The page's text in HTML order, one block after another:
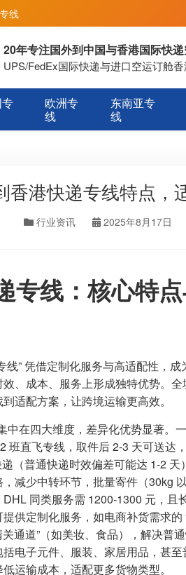
线
20年专注国外到中国与香港国际快
UPS/FedEx国际快递与进口空运订舱
欧洲专
线
东南亚专
线
香港快递专线特点，
行业资讯 2025年8月17日
专线：核心特
” 凭借定制化服务与高适配性，
、成本、服务上形成独特优势。全
适配方案，让跨境运输更高效。
中在四大维度，差异化优势显著。
直飞专线，取件后 2-3 天可送达
（普通快递时效偏差可能达 1-2
，减少中转环节，批量寄件（30kg
同类服务需 1200-1300 元，
提供定制化服务，如电商补货需求
通道”（如美妆、食品），解决普
电子元件、服装、家居用品，甚
运输成本，适配更多货物类型。